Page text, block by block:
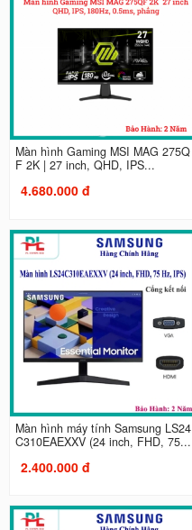
Màn hình Gaming MSI MAG 275Q
F 2K | 27 inch, QHD, IPS...
4.680.000 đ
Màn hình máy tính Samsung LS24
C310EAEXXV (24 inch, FHD, 75...
2.400.000 đ